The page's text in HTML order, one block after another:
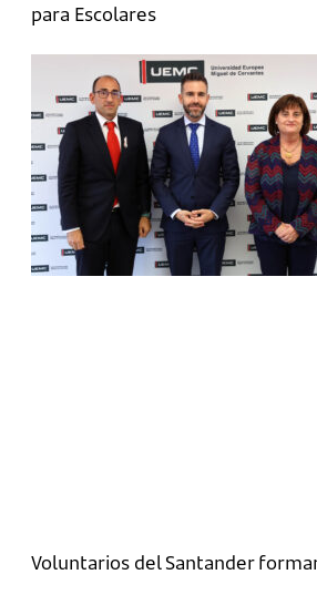
para Escolares
Voluntarios del Santander